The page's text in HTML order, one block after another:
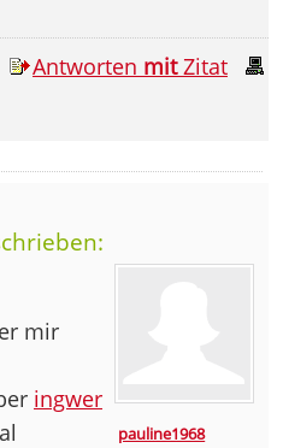
Antworten mitZitat
pauline1968
mir
ingwer